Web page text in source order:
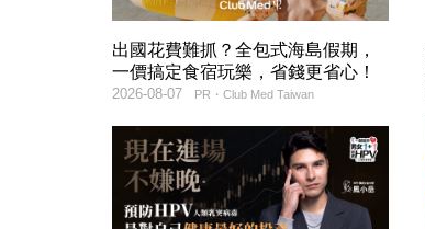
出國花費難抓？全包式海島假期，
一價搞定食宿玩樂，省錢更省心！
PR・Club Med Taiwan
2026-08-07